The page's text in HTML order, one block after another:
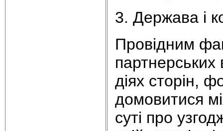
3. Держава і
Провідним
партнерських
діях сторін,
домовитися
суті про